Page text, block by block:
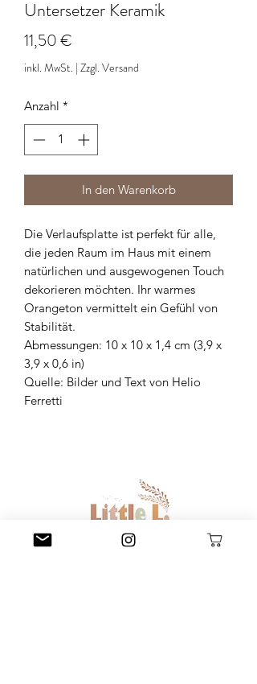
Untersetzer Keramik
11,50 €
inkl. MwSt. | Zzgl. Versand
Anzahl *
In den Warenkorb
Die Verlaufsplatte ist perfekt für alle,
die jeden Raum im Haus mit einem
natürlichen und ausgewogenen Touch
dekorieren möchten. Ihr warmes
Orangeton vermittelt ein Gefühl von
Stabilität.
Abmessungen: 10 x 10 x 1,4 cm (3,9 x
3,9 x 0,6 in)
Quelle: Bilder und Text von Helio
Ferretti
Little L. Conceptstore